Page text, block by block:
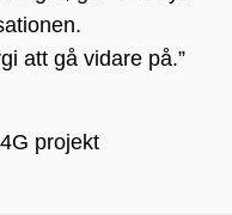
att gå vidare på.”
projekt